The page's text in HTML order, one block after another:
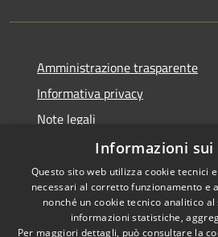
Amministrazione trasparente
Informativa privacy
Note legali
Dichiarazione di accessibilità
RSS
Informazioni sui
Questo sito web utilizza cookie tecnici
necessari al corretto funzionamento e
nonché un cookie tecnico analitico
informazioni statistiche,
Per maggiori dettagli, può consultare la